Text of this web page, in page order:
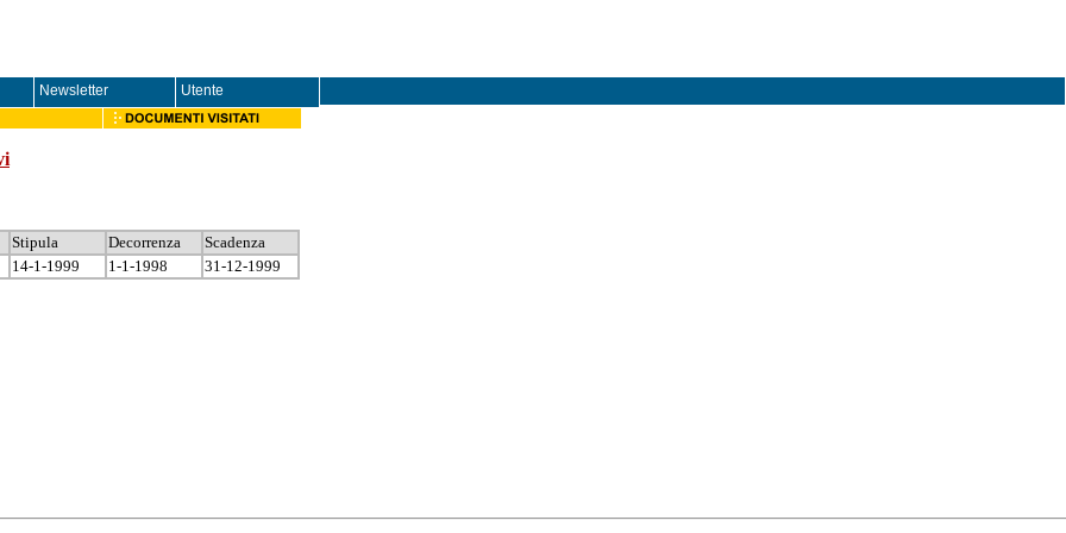
Newsletter Utente
Stipula Decorrenza
Scadenza
14-1-1999
1-1-1998 31-12-1999